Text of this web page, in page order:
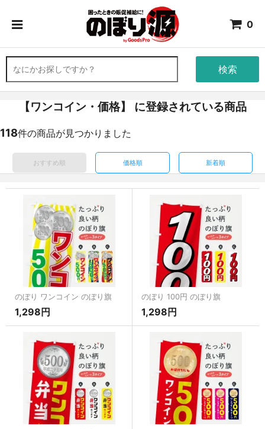
0
検索
【ワンコイン・価格】 に登録されている商品
118件の商品が見つかりました
おすすめ順 価格順 新着順
のぼり ワンコイン のぼり旗
1,298円
のぼり 100円 のぼり旗
1,298円